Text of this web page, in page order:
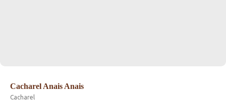
Cacharel Anais Anais
Cacharel